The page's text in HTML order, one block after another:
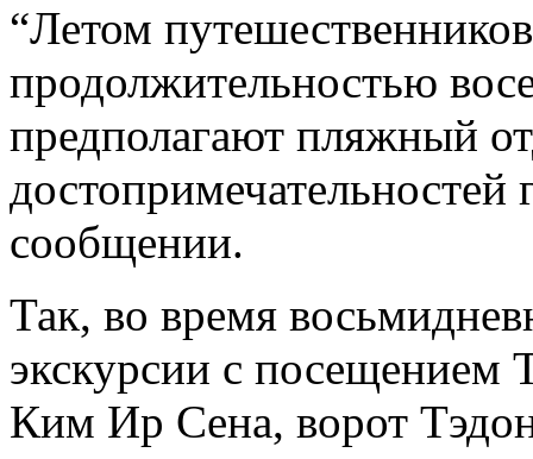
“Летом
продолжительностью
предполагают пляжный
достопримечательностей
сообщении.
Так, во время
экскурсии с
Ким Ир Сена, ворот